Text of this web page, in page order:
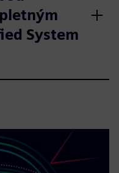
System